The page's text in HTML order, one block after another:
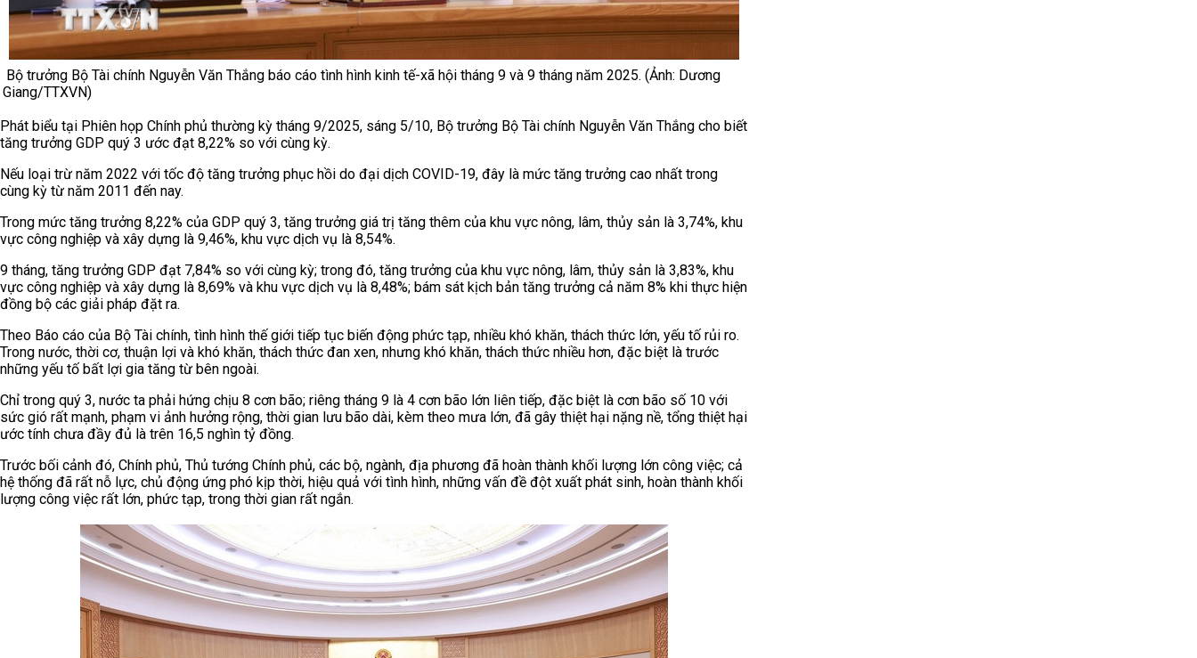
Bộ trưởng Bộ Tài chính Nguyễn Văn Thắng báo cáo tình hình kinh tế-xã hội tháng 9 và 9 tháng năm 2025. (Ảnh: Dương
Giang/TTXVN)
Phát biểu tại Phiên họp Chính phủ thường kỳ tháng 9/2025, sáng 5/10, Bộ trưởng Bộ Tài chính Nguyễn Văn Thắng cho biết
tăng trưởng GDP quý 3 ước đạt 8,22% so với cùng kỳ.
Nếu loại trừ năm 2022 với tốc độ tăng trưởng phục hồi do đại dịch COVID-19, đây là mức tăng trưởng cao nhất trong
cùng kỳ từ năm 2011 đến nay.
Trong mức tăng trưởng 8,22% của GDP quý 3, tăng trưởng giá trị tăng thêm của khu vực nông, lâm, thủy sản là 3,74%, khu
vực công nghiệp và xây dựng là 9,46%, khu vực dịch vụ là 8,54%.
9 tháng, tăng trưởng GDP đạt 7,84% so với cùng kỳ; trong đó, tăng trưởng của khu vực nông, lâm, thủy sản là 3,83%, khu
vực công nghiệp và xây dựng là 8,69% và khu vực dịch vụ là 8,48%; bám sát kịch bản tăng trưởng cả năm 8% khi thực hiện
đồng bộ các giải pháp đặt ra.
Theo Báo cáo của Bộ Tài chính, tình hình thế giới tiếp tục biến động phức tạp, nhiều khó khăn, thách thức lớn, yếu tố rủi ro.
Trong nước, thời cơ, thuận lợi và khó khăn, thách thức đan xen, nhưng khó khăn, thách thức nhiều hơn, đặc biệt là trước
những yếu tố bất lợi gia tăng từ bên ngoài.
Chỉ trong quý 3, nước ta phải hứng chịu 8 cơn bão; riêng tháng 9 là 4 cơn bão lớn liên tiếp, đặc biệt là cơn bão số 10 với
sức gió rất mạnh, phạm vi ảnh hưởng rộng, thời gian lưu bão dài, kèm theo mưa lớn, đã gây thiệt hại nặng nề, tổng thiệt hại
ước tính chưa đầy đủ là trên 16,5 nghìn tỷ đồng.
Trước bối cảnh đó, Chính phủ, Thủ tướng Chính phủ, các bộ, ngành, địa phương đã hoàn thành khối lượng lớn công việc; cả
hệ thống đã rất nỗ lực, chủ động ứng phó kịp thời, hiệu quả với tình hình, những vấn đề đột xuất phát sinh, hoàn thành khối
lượng công việc rất lớn, phức tạp, trong thời gian rất ngắn.